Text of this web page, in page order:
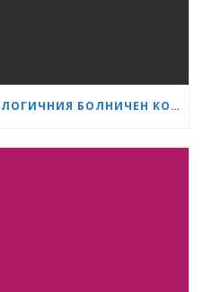
ЕКИП НА ВИСОКОТЕХНОЛОГИЧНИЯ БОЛНИЧЕН КОМПЛЕКС „СЪРЦЕ И МОЗЪК“ – ПЛЕВЕН ИЗВЪРШИ ЕДНА ОТ НАЙ-СЛОЖНИТЕ ОПЕРАЦИИ В ОНКОЛОГИЧНАТА ХИРУРГИЯ